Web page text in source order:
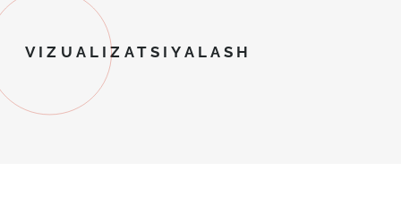
VIZUALIZATSIYALASH